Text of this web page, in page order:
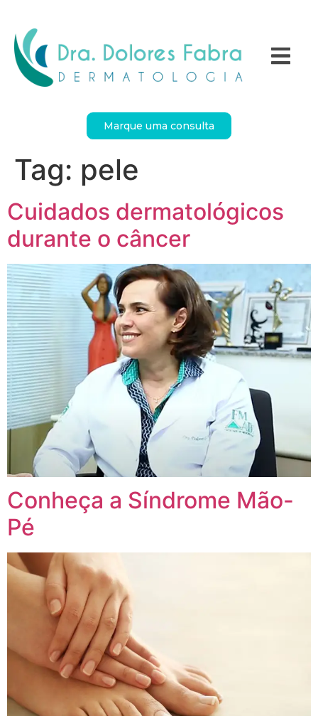
Marque uma consulta
Tag: pele
Cuidados dermatológicos
durante o câncer
Conheça a Síndrome Mão-
Pé